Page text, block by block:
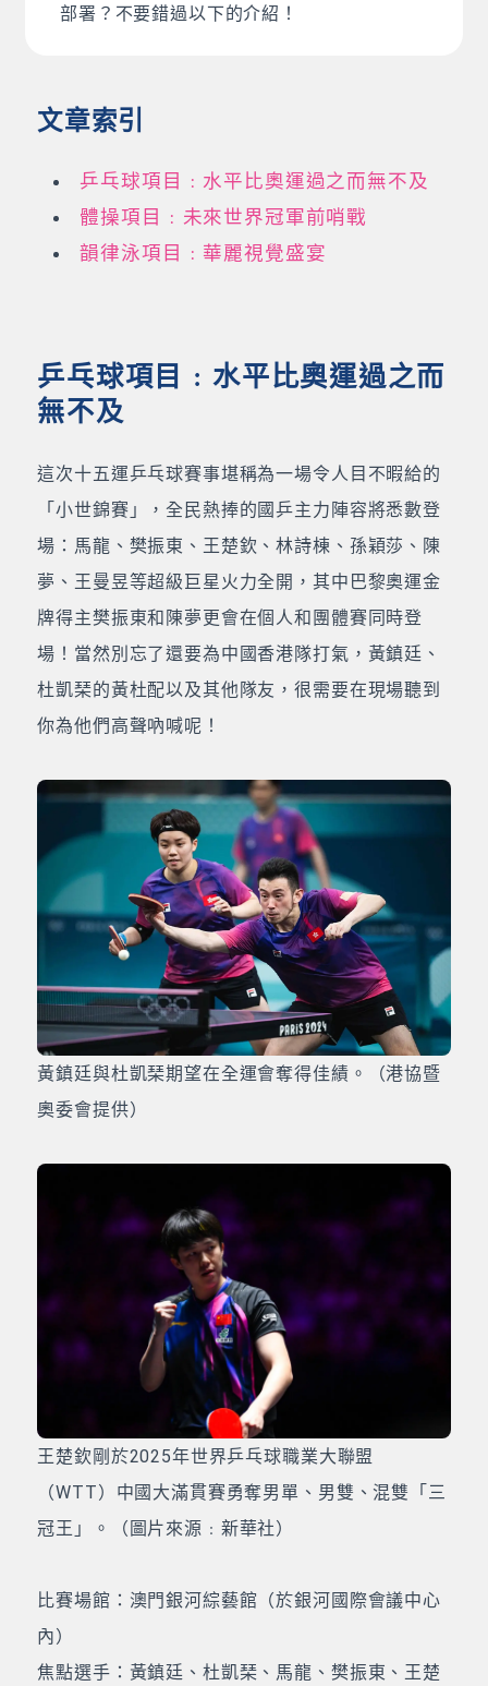
部署？不要錯過以下的介紹！
文章索引
乒乓球項目﹕水平比奧運過之而無不及
體操項目﹕未來世界冠軍前哨戰
韻律泳項目﹕華麗視覺盛宴
乒乓球項目﹕水平比奧運過之而
無不及
這次十五運乒乓球賽事堪稱為一場令人目不暇給的
「小世錦賽」，全民熱捧的國乒主力陣容將悉數登
場：馬龍、樊振東、王楚欽、林詩棟、孫穎莎、陳
夢、王曼昱等超級巨星火力全開，其中巴黎奧運金
牌得主樊振東和陳夢更會在個人和團體賽同時登
場！當然別忘了還要為中國香港隊打氣，黃鎮廷、
杜凱琹的黃杜配以及其他隊友，很需要在現場聽到
你為他們高聲吶喊呢！
黃鎮廷與杜凱琹期望在全運會奪得佳績。（港協暨
奧委會提供）
王楚欽剛於2025年世界乒乓球職業大聯盟
（WTT）中國大滿貫賽勇奪男單、男雙、混雙「三
冠王」。（圖片來源﹕新華社）
比賽場館：澳門銀河綜藝館（於銀河國際會議中心
內）
焦點選手：黃鎮廷、杜凱琹、馬龍、樊振東、王楚